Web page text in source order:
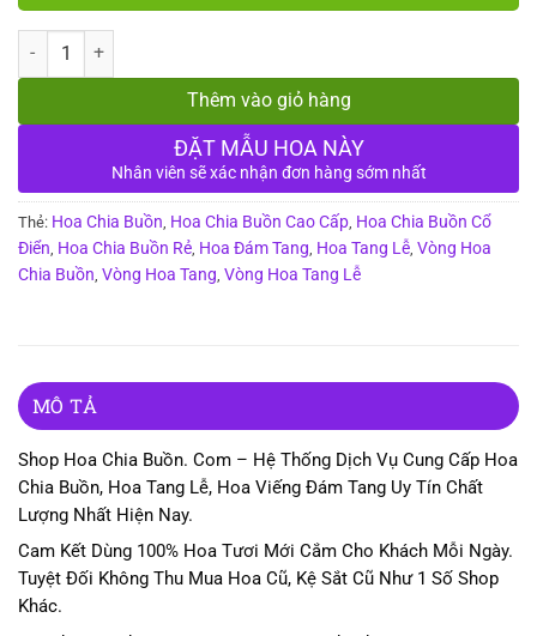
Số lượng
Thêm vào giỏ hàng
ĐẶT MẪU HOA NÀY
Nhân viên sẽ xác nhận đơn hàng sớm nhất
Thẻ: Hoa Chia Buồn Hoa Chia Buồn Cao Cấp Hoa Chia Buồn Cổ
Điển Hoa Chia Buồn Rẻ Hoa Đám Tang Hoa Tang Lễ Vòng Hoa
Chia Buồn Vòng Hoa Tang Vòng Hoa Tang Lễ
MÔ TẢ
Shop Hoa Chia Buồn. Com – Hệ Thống Dịch Vụ Cung Cấp Hoa
Chia Buồn, Hoa Tang Lễ, Hoa Viếng Đám Tang Uy Tín Chất
Lượng Nhất Hiện Nay.
Cam Kết Dùng 100% Hoa Tươi Mới Cắm Cho Khách Mỗi Ngày.
Tuyệt Đối Không Thu Mua Hoa Cũ, Kệ Sắt Cũ Như 1 Số Shop
Khác.